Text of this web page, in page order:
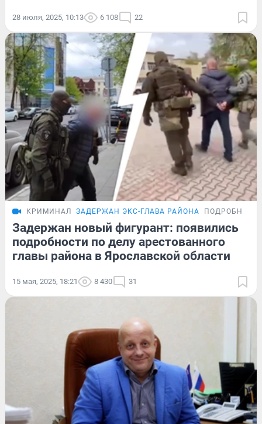
28 июля, 2025, 10:13 6 108 22
КРИМИНАЛ ЗАДЕРЖАН ЭКС-ГЛАВА РАЙОНА
Задержан новый фигурант: появились
подробности по делу арестованного
главы района в Ярославской области
15 мая, 2025, 18:21 8 430 31